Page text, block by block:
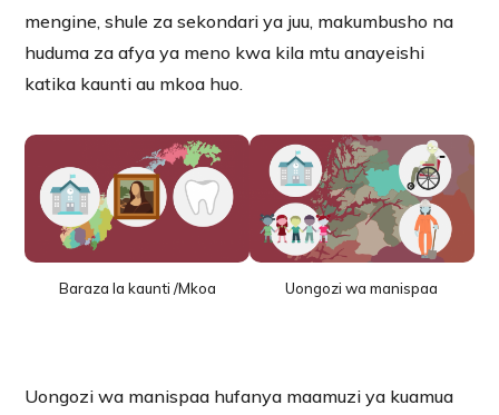
mengine, shule za sekondari ya juu, makumbusho na
huduma za afya ya meno kwa kila mtu anayeishi
katika kaunti au mkoa huo.
Baraza la kaunti /Mkoa Uongozi wa manispaa
Uongozi wa manispaa hufanya maamuzi ya kuamua